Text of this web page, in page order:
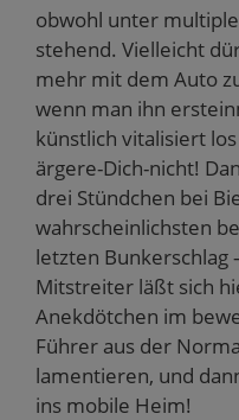
obwohl unter
stehend. Vielleicht
mehr mit dem Auto
wenn man ihn
künstlich vitalisiert
ärgere-Dich-nicht!
drei Stündchen bei
wahrscheinlichsten
letzten Bunkerschlag
Mitstreiter läßt sich
Anekdötchen im
Führer aus der
lamentieren, und
ins mobile Heim!